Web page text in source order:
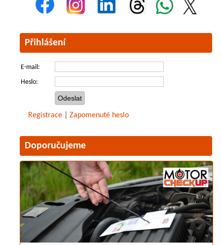
Přihlášení
E-mail:
Heslo:
Registrace Zapomenuté heslo
Doporučujeme